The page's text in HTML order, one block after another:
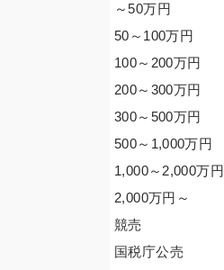
～50万円
50～100万円
100～200万円
200～300万円
300～500万円
500～1,000万円
1,000～2,000万円
2,000万円 ～
競売
国税庁公売